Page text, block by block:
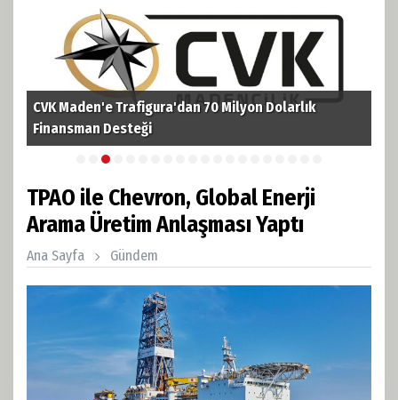
CVK Maden'e Trafigura'dan 70 Milyon Dolarlık
Finansman Desteği
TPAO ile Chevron, Global Enerji
Arama Üretim Anlaşması Yaptı
Ana Sayfa Gündem